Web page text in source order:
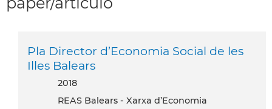
Pla Director d’Economia Social de les
Illes Balears
2018
REAS Balears - Xarxa d’Economia